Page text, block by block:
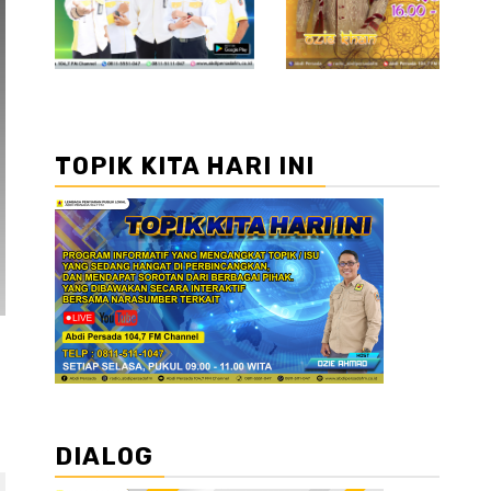
TOPIK KITA HARI INI
DIALOG